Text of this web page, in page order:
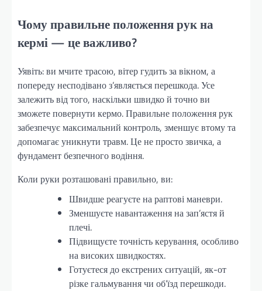
Чому правильне положення рук на
кермі — це важливо?
Уявіть: ви мчите трасою, вітер гудить за вікном, а
попереду несподівано з’являється перешкода. Усе
залежить від того, наскільки швидко й точно ви
зможете повернути кермо. Правильне положення рук
забезпечує максимальний контроль, зменшує втому та
допомагає уникнути травм. Це не просто звичка, а
фундамент безпечного водіння.
Коли руки розташовані правильно, ви:
Швидше реагуєте на раптові маневри.
Зменшуєте навантаження на зап’ястя й
плечі.
Підвищуєте точність керування, особливо
на високих швидкостях.
Готуєтеся до екстрених ситуацій, як-от
різке гальмування чи об’їзд перешкоди.